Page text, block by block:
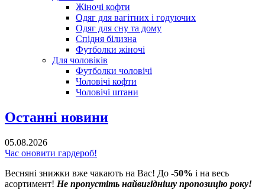
Жіночі кофти
Одяг для вагітних і годуючих
Одяг для сну та дому
Спідня білизна
Футболки жіночі
Для чоловіків
Футболки чоловічі
Чоловічі кофти
Чоловічі штани
Останні новини
05.08.2026
Час оновити гардероб!
Весняні знижки вже чакають на Вас! До -50% і на весь
асортимент! Не пропустіть найвигіднішу пропозицію року!